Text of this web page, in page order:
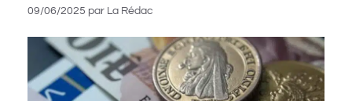
09/06/2025 par La Rédac